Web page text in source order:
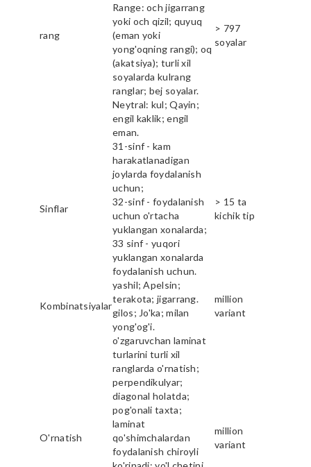
rang
Range: och jigarrang
yoki och qizil; quyuq
(eman yoki
yong'oqning rangi); oq
(akatsiya); turli xil
soyalarda kulrang
ranglar; bej soyalar.
Neytral: kul; Qayin;
engil kaklik; engil
eman.
> 797
soyalar
Sinflar
31-sinf - kam
harakatlanadigan
joylarda foydalanish
uchun;
32-sinf - foydalanish
uchun o'rtacha
yuklangan xonalarda;
33 sinf - yuqori
yuklangan xonalarda
foydalanish uchun.
> 15 ta
kichik tip
Kombinatsiyalar
yashil; Apelsin;
terakota; jigarrang.
gilos; Jo'ka; milan
yong'og'i.
million
variant
O'rnatish
o'zgaruvchan laminat
turlarini turli xil
ranglarda o'rnatish;
perpendikulyar;
diagonal holatda;
pog'onali taxta;
laminat
qo'shimchalardan
foydalanish chiroyli
million
variant